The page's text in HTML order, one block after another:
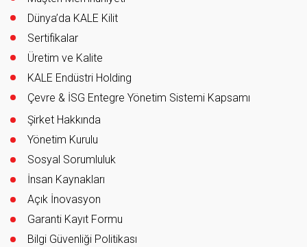
Dünya’da KALE Kilit
Sertifikalar
Üretim ve Kalite
KALE Endüstri Holding
Çevre & İSG Entegre Yönetim Sistemi Kapsamı
Şirket Hakkında
Yönetim Kurulu
Sosyal Sorumluluk
İnsan Kaynakları
Açık İnovasyon
Garanti Kayıt Formu
Bilgi Güvenliği Politikası